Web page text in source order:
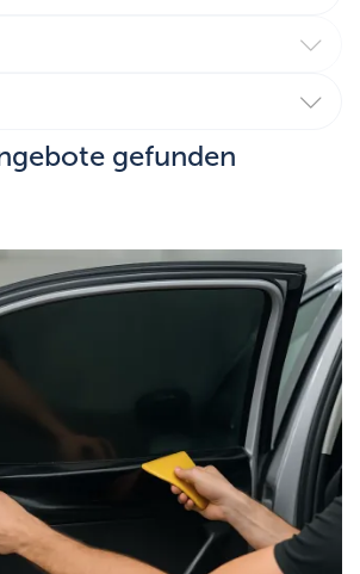
gefunden